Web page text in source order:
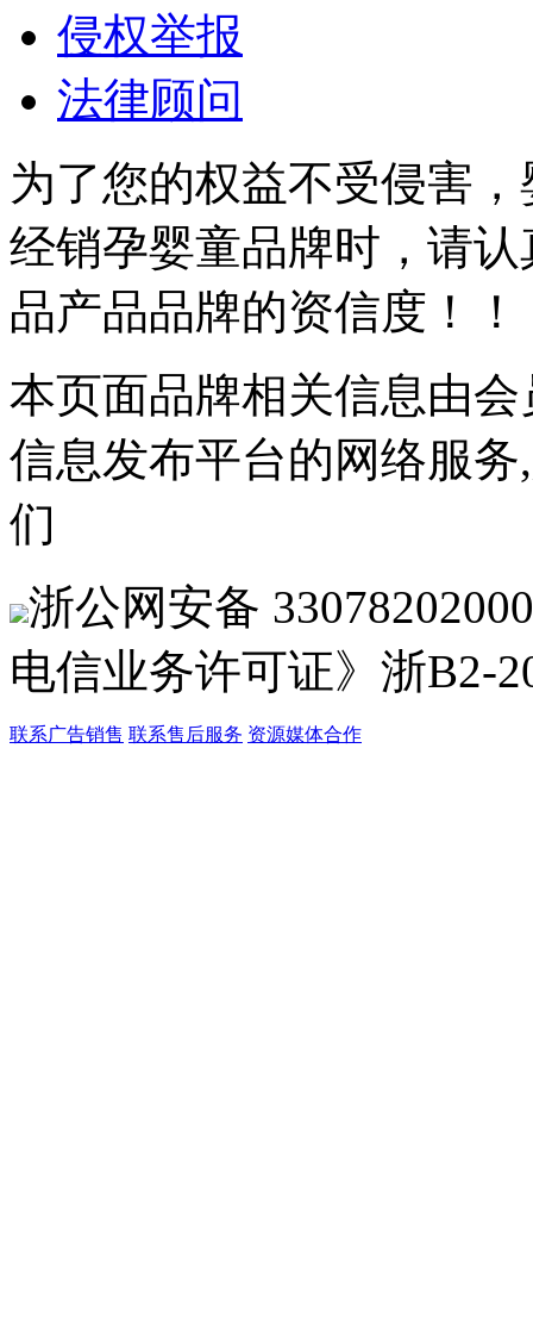
侵权举报
法律顾问
为了您的权益不受侵害
经销孕婴童品牌时，请
品产品品牌的资信度！！
本页面品牌相关信息由
信息发布平台的网络服
们
浙公网安备
电信业务许可证》浙B2-
联系广告销售 联系售后服务 资源媒体合作